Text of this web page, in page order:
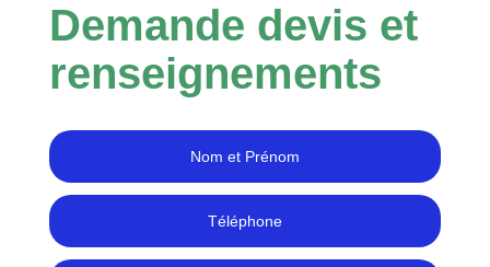
Demande devis et
renseignements